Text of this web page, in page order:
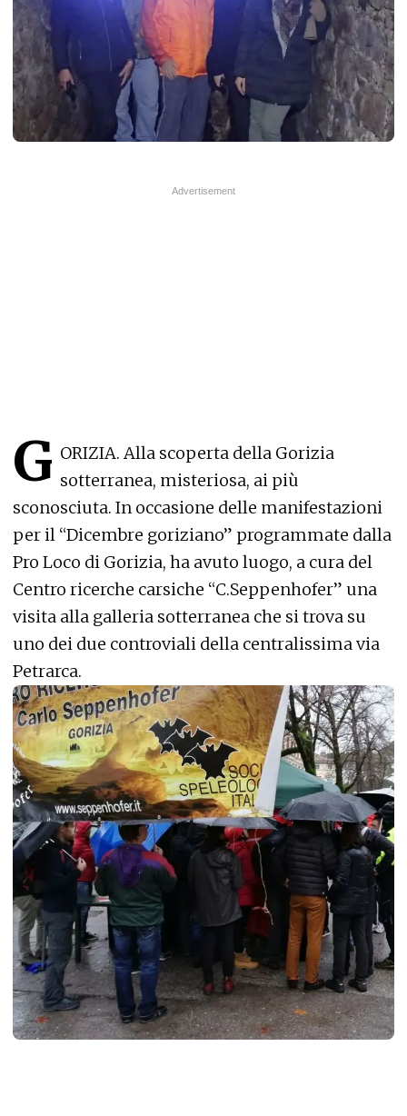
G ORIZIA. Alla scoperta della Gorizia
sotterranea, misteriosa, ai più
sconosciuta. In occasione delle manifestazioni
per il “Dicembre goriziano” programmate dalla
Pro Loco di Gorizia, ha avuto luogo, a cura del
Centro ricerche carsiche “C.Seppenhofer” una
visita alla galleria sotterranea che si trova su
uno dei due controviali della centralissima via
Petrarca.